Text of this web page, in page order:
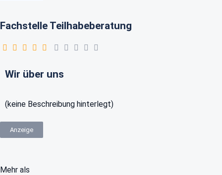
Fachstelle Teilhabeberatung
Wir über uns
(keine Beschreibung hinterlegt)
Anzeige
Mehr als